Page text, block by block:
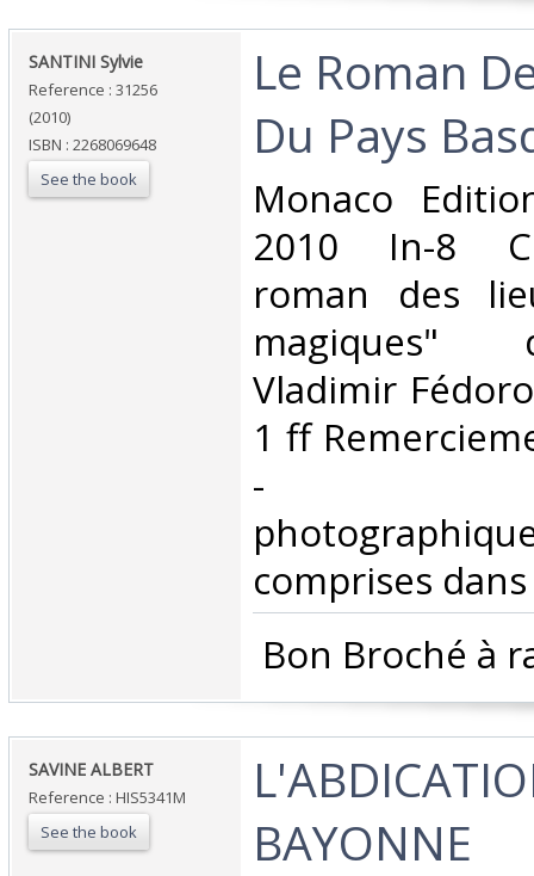
‎SANTINI Sylvie‎
Reference : 31256
(2010)
ISBN : 2268069648
See the book
‎Le Roman
Du Pays
‎Monaco
2010 In-8
roman des
magiques"
Vladimir
1 ff
-
comprises
Bon Broché à
‎SAVINE ALBERT‎
Reference : HIS5341M
See the book
BAYONNE‎